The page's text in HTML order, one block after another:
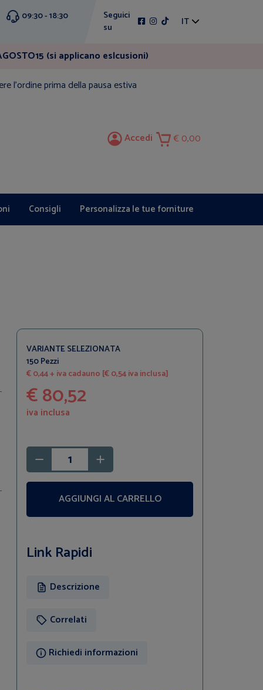
09:30 - 18:30
Seguici
su
IT
(si applicano eslcusioni)
l'ordine prima della pausa estiva
Accedi 0,00
Consigli Personalizza le tue forniture
VARIANTE SELEZIONATA
150 Pezzi
€ 0,44 + iva cadauno [€ 0,54 iva inclusa]
€ 80,52
iva inclusa
AGGIUNGI AL CARRELLO
Link Rapidi
Descrizione
Correlati
Richiedi informazioni